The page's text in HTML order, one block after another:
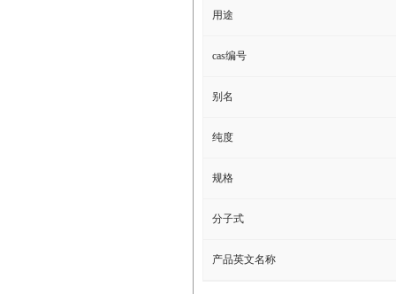
用途
cas编号
别名
纯度
规格
分子式
产品英文名称